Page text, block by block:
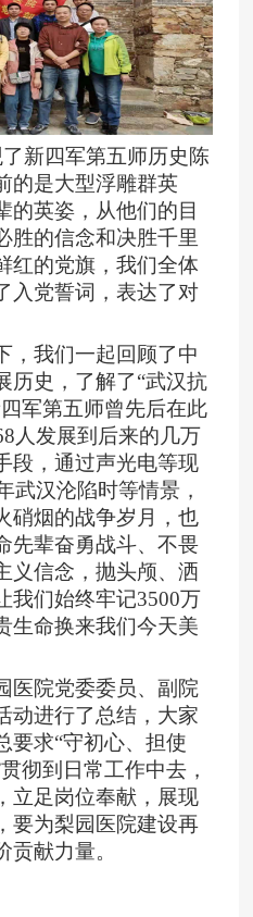
新四军第五师历史陈
的是大型浮雕群英
的英姿，从他们的目
胜的信念和决胜千里
红的党旗，我们全体
入党誓词，表达了对
，我们一起回顾了中
历史，了解了“武汉抗
军第五师曾先后在此
人发展到后来的几万
段，通过声光电等现
武汉沦陷时等情景，
硝烟的战争岁月，也
先辈奋勇战斗、不畏
义信念，抛头颅、洒
我们始终牢记3500万
生命换来我们今天美
医院党委委员、副院
动进行了总结，大家
要求“守初心、担使
彻到日常工作中去，
立足岗位奉献，展现
要为梨园医院建设再
献力量。